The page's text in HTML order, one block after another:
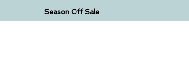
Season Off Sale